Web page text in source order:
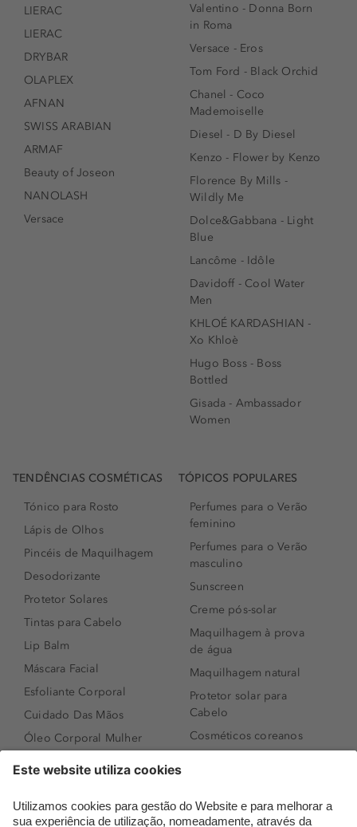
LIERAC
LIERAC
DRYBAR
OLAPLEX
AFNAN
SWISS ARABIAN
ARMAF
Beauty of Joseon
NANOLASH
Versace
Valentino - Donna Born
in Roma
Versace - Eros
Tom Ford - Black Orchid
Chanel - Coco
Mademoiselle
Diesel - D By Diesel
Kenzo - Flower by Kenzo
Florence By Mills -
Wildly Me
Dolce&Gabbana - Light
Blue
Lancôme - Idôle
Davidoff - Cool Water
Men
KHLOÉ KARDASHIAN -
Xo Khloè
Hugo Boss - Boss
Bottled
Gisada - Ambassador
Women
TENDÊNCIAS COSMÉTICAS
Tónico para Rosto
Lápis de Olhos
Pincéis de Maquilhagem
Desodorizante
Protetor Solares
Tintas para Cabelo
Lip Balm
Máscara Facial
Esfoliante Corporal
Cuidado Das Mãos
Óleo Corporal Mulher
Sérum de Rosto
TÓPICOS POPULARES
Perfumes para o Verão
feminino
Perfumes para o Verão
masculino
Sunscreen
Creme pós-solar
Maquilhagem à prova
de água
Maquilhagem natural
Protetor solar para
Cabelo
Cosméticos coreanos
Perfumes árabes
Novidades